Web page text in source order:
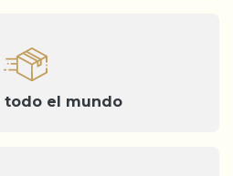
todo el mundo